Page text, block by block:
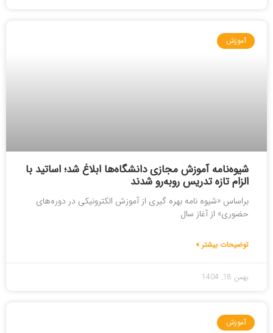
آموزش
شیوه‌نامه آموزش مجازی دانشگاه‌ها ابلاغ شد؛ اساتید با
الزام تازه تدریس روبه‌رو شدند
براساس «شیوه نامه بهره گیری از آموزش الکترونیکی در دوره‌های
حضوری» از آغاز سال
توضیحات بیشتر »
بهمن 18, 1404
آموزش